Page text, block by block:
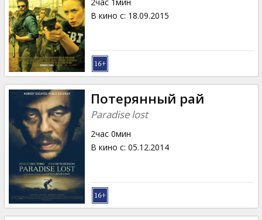
В кино с: 18.09.2015
Потерянный рай
Paradise lost
2час 0мин
В кино с: 05.12.2014